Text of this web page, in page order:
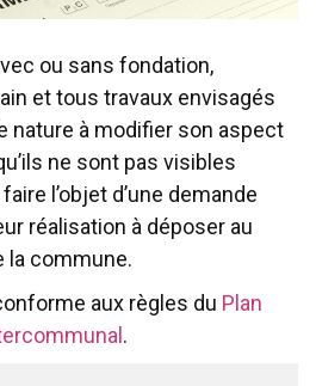
ou sans fondation,
et tous travaux envisagés
nature à modifier son aspect
ne sont pas visibles
l’objet d’une demande
réalisation à déposer au
la commune.
aux règles du Plan
.